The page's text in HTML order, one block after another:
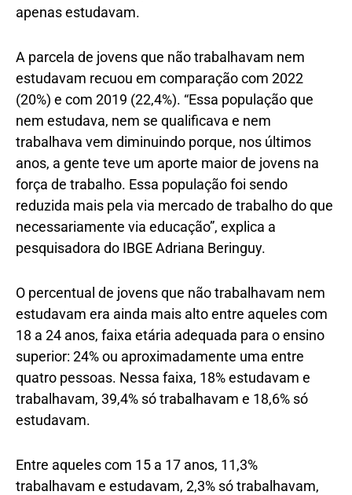
apenas estudavam.
A parcela de jovens que não trabalhavam nem
estudavam recuou em comparação com 2022
(20%) e com 2019 (22,4%). “Essa população que
nem estudava, nem se qualificava e nem
trabalhava vem diminuindo porque, nos últimos
anos, a gente teve um aporte maior de jovens na
força de trabalho. Essa população foi sendo
reduzida mais pela via mercado de trabalho do que
necessariamente via educação”, explica a
pesquisadora do IBGE Adriana Beringuy.
O percentual de jovens que não trabalhavam nem
estudavam era ainda mais alto entre aqueles com
18 a 24 anos, faixa etária adequada para o ensino
superior: 24% ou aproximadamente uma entre
quatro pessoas. Nessa faixa, 18% estudavam e
trabalhavam, 39,4% só trabalhavam e 18,6% só
estudavam.
Entre aqueles com 15 a 17 anos, 11,3%
trabalhavam e estudavam, 2,3% só trabalhavam,